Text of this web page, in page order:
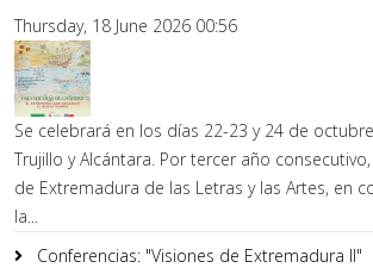
Thursday, 18 June 2026 00:56
Se celebrará en los días 22-23 y 24 de
Trujillo y Alcántara. Por tercer año
de Extremadura de las Letras y las Artes, en
la...
Conferencias: "Visiones de Extremadura II"